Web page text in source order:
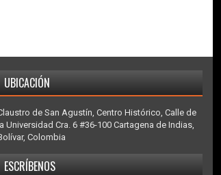
UBICACIÓN
de San Agustín, Centro Histórico, Calle de
la Universidad Cra. 6 #36-100 Cartagena de Indias,
Colombia
ESCRÍBENOS